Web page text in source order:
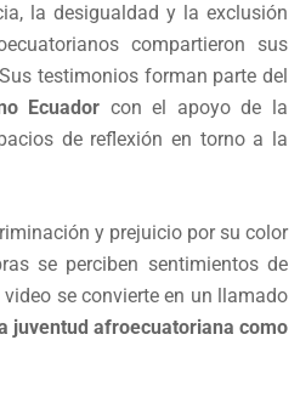
la desigualdad y la exclusión
compartieron sus
testimonios forman parte del
Ecuador con el apoyo de la
de reflexión en torno a la
y prejuicio por su color
se perciben sentimientos de
se convierte en un llamado
juventud afroecuatoriana como